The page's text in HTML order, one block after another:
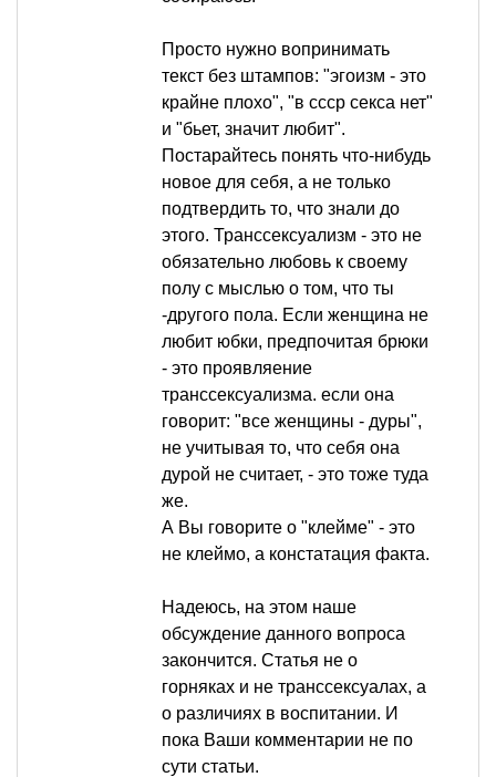
Просто нужно вопринимать
текст без штампов: "эгоизм - это
крайне плохо", "в ссср секса нет"
и "бьет, значит любит".
Постарайтесь понять что-нибудь
новое для себя, а не только
подтвердить то, что знали до
этого. Транссексуализм - это не
обязательно любовь к своему
полу с мыслью о том, что ты
-другого пола. Если женщина не
любит юбки, предпочитая брюки
- это проявляение
транссексуализма. если она
говорит: "все женщины - дуры",
не учитывая то, что себя она
дурой не считает, - это тоже туда
же.
А Вы говорите о "клейме" - это
не клеймо, а констатация факта.
Надеюсь, на этом наше
обсуждение данного вопроса
закончится. Статья не о
горняках и не транссексуалах, а
о различиях в воспитании. И
пока Ваши комментарии не по
сути статьи.